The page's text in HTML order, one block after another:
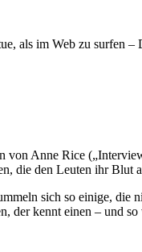
als im Web zu surfen
von Anne Rice
die den Leuten ihr Blut
sich so einige, die
der kennt einen – und